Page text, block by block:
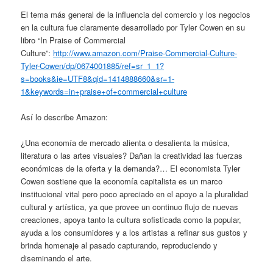
El tema más general de la influencia del comercio y los negocios
en la cultura fue claramente desarrollado por Tyler Cowen en su
libro “In Praise of Commercial
Culture”: http://www.amazon.com/Praise-Commercial-Culture-
Tyler-Cowen/dp/0674001885/ref=sr_1_1?
s=books&ie=UTF8&qid=1414888660&sr=1-
1&keywords=in+praise+of+commercial+culture
Así lo describe Amazon:
¿Una economía de mercado alienta o desalienta la música,
literatura o las artes visuales? Dañan la creatividad las fuerzas
económicas de la oferta y la demanda?… El economista Tyler
Cowen sostiene que la economía capitalista es un marco
institucional vital pero poco apreciado en el apoyo a la pluralidad
cultural y artística, ya que provee un continuo flujo de nuevas
creaciones, apoya tanto la cultura sofisticada como la popular,
ayuda a los consumidores y a los artistas a refinar sus gustos y
brinda homenaje al pasado capturando, reproduciendo y
diseminando el arte.